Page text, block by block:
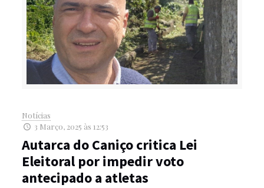
Notícias
3 Março, 2025 às 12:53
Autarca do Caniço critica Lei
Eleitoral por impedir voto
antecipado a atletas